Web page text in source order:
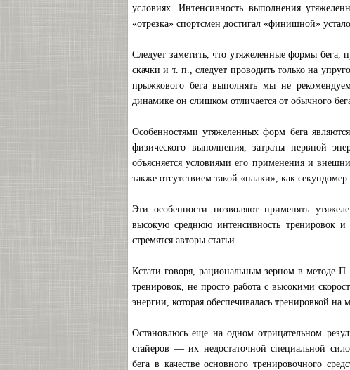
условиях. Интенсивность выполнения
«отрезка» спортсмен достигал «финишной»
Следует заметить, что утяжеленные формы бега,
скачки и т. п., следует проводить только на
прыжкового бега выполнять мы не
динамике он слишком отличается от обычного
Особенностями утяжеленных форм бега
физического выполнения, затраты нервной
объясняется условиями его применения и
также отсутствием такой «палки», как секундомер.
Эти особенности позволяют применять
высокую среднюю интенсивность тренировок
стремятся авторы статьи.
Кстати говоря, рациональным зерном в методе
тренировок, не просто работа с высокими
энергии, которая обеспечивалась тренировкой на
Остановлюсь еще на одном отрицательном
стайеров — их недостаточной специальной
бега в качестве основного тренировочного